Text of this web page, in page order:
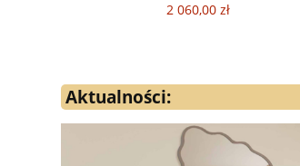
2 060,00 zł
Aktualności: